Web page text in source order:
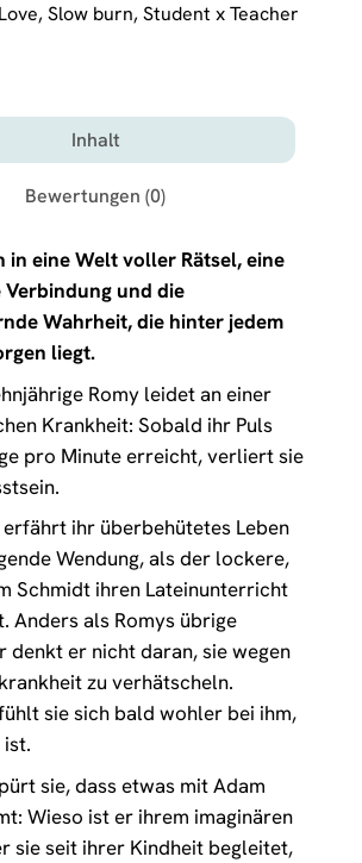
, Slow burn, Student x Teacher
Inhalt
Bewertungen (0)
in eine Welt voller Rätsel, eine
und die
Wahrheit, die hinter jedem
liegt.
Romy leidet an einer
Krankheit: Sobald ihr Puls
pro Minute erreicht, verliert sie
ihr überbehütetes Leben
Wendung, als der lockere,
Schmidt ihren Lateinunterricht
Anders als Romys übrige
denkt er nicht daran, sie wegen
zu verhätscheln.
sie sich bald wohler bei ihm,
sie, dass etwas mit Adam
Wieso ist er ihrem imaginären
sie seit ihrer Kindheit begleitet,